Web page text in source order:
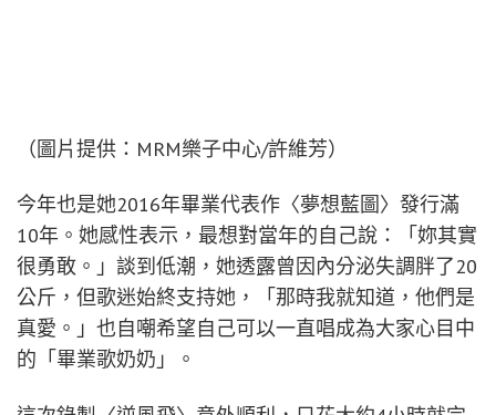
（圖片提供：MRM樂子中心/許維芳）
今年也是她2016年畢業代表作〈夢想藍圖〉發行滿
10年。她感性表示，最想對當年的自己說：「妳其實
很勇敢。」談到低潮，她透露曾因內分泌失調胖了20
公斤，但歌迷始終支持她，「那時我就知道，他們是
真愛。」也自嘲希望自己可以一直唱成為大家心目中
的「畢業歌奶奶」。